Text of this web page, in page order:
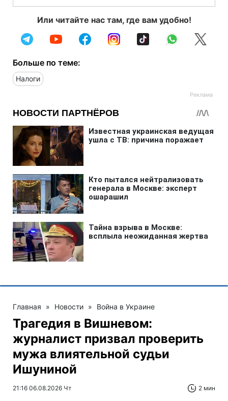
Или читайте нас там, где вам удобно!
Больше по теме:
Налоги
Главная » Новости » Война в Украине
Трагедия в Вишневом:
журналист призвал проверить
мужа влиятельной судьи
Ишуниной
21:16 06.08.2026 Чт 2 мин